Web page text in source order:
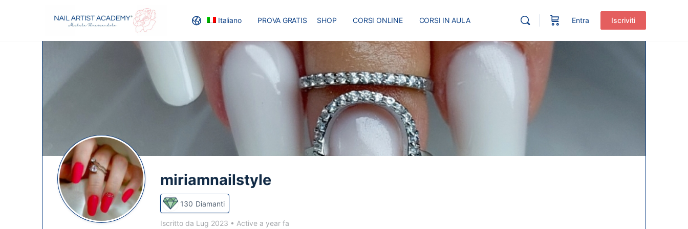
Italiano PROVA GRATIS SHOP CORSI ONLINE CORSI IN AULA
RECENSIONI MASTER BLOG
Entra Iscriviti
miriamnailstyle
130 Diamanti
Iscritto da Lug 2023 • Active a year fa